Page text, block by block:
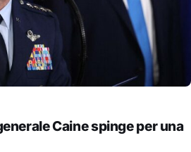
Caine spinge per una